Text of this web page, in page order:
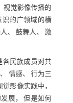
视觉影像传播的
的广领域的横
、 鼓舞人、 激
各民族成员对共
情感、 行为三
影像实践中，
展， 但是如何